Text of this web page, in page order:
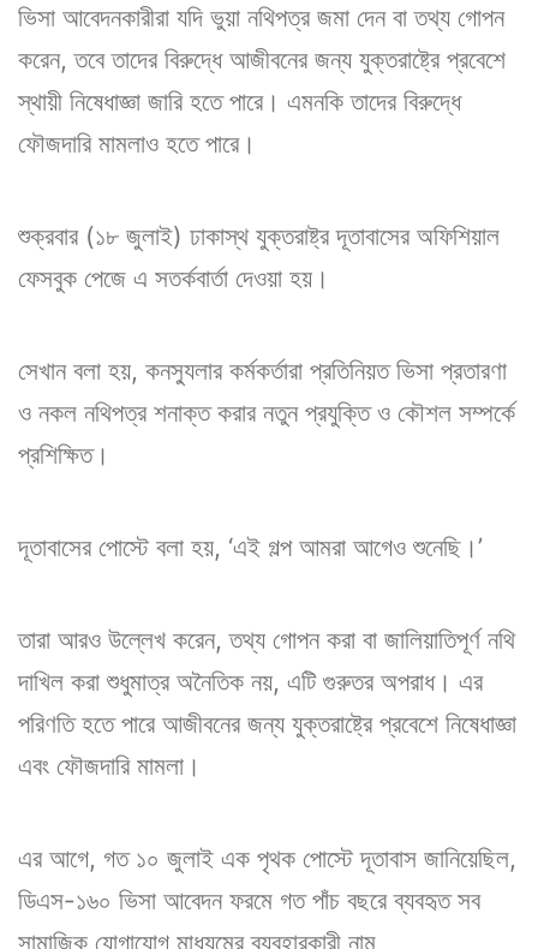
ভিসা আবেদনকারীরা যদি ভুয়া নথিপত্র জমা দেন বা তথ্য গোপন
করেন, তবে তাদের বিরুদ্ধে আজীবনের জন্য যুক্তরাষ্ট্রে প্রবেশে
স্থায়ী নিষেধাজ্ঞা জারি হতে পারে। এমনকি তাদের বিরুদ্ধে
ফৌজদারি মামলাও হতে পারে।
শুক্রবার (১৮ জুলাই) ঢাকাস্থ যুক্তরাষ্ট্র দূতাবাসের অফিশিয়াল
ফেসবুক পেজে এ সতর্কবার্তা দেওয়া হয়।
সেখান বলা হয়, কনস্যুলার কর্মকর্তারা প্রতিনিয়ত ভিসা প্রতারণা
ও নকল নথিপত্র শনাক্ত করার নতুন প্রযুক্তি ও কৌশল সম্পর্কে
প্রশিক্ষিত।
দূতাবাসের পোস্টে বলা হয়, ‘এই গল্প আমরা আগেও শুনেছি।’
তারা আরও উল্লেখ করেন, তথ্য গোপন করা বা জালিয়াতিপূর্ণ নথি
দাখিল করা শুধুমাত্র অনৈতিক নয়, এটি গুরুতর অপরাধ। এর
পরিণতি হতে পারে আজীবনের জন্য যুক্তরাষ্ট্রে প্রবেশে নিষেধাজ্ঞা
এবং ফৌজদারি মামলা।
এর আগে, গত ১০ জুলাই এক পৃথক পোস্টে দূতাবাস জানিয়েছিল,
ডিএস-১৬০ ভিসা আবেদন ফরমে গত পাঁচ বছরে ব্যবহৃত সব
সামাজিক যোগাযোগ মাধ্যমের ব্যবহারকারী নাম